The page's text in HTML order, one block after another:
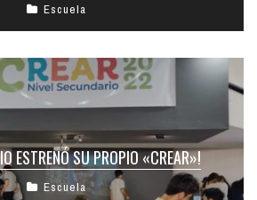
Escuela
ESTRENÓ SU PROPIO «CREAR»!
Escuela